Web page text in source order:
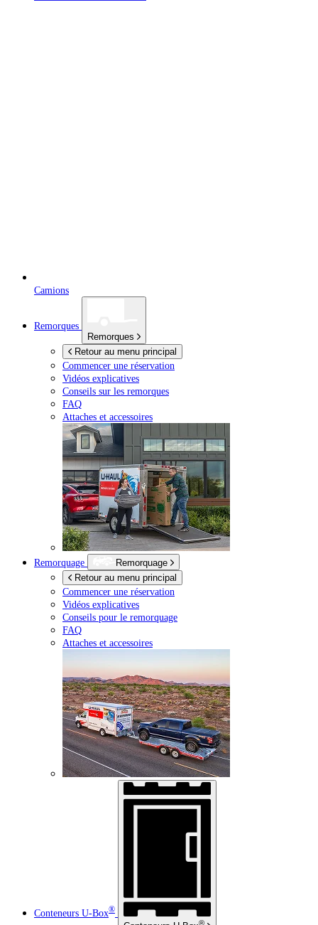
Camions
Remorques
Remorques
Retour au menu principal
Commencer une réservation
Vidéos explicatives
Conseils sur les remorques
FAQ
Attaches et accessoires
Remorquage
Remorquage
Retour au menu principal
Commencer une réservation
Vidéos explicatives
Conseils pour le remorquage
FAQ
Attaches et accessoires
Conteneurs U-Box®
®